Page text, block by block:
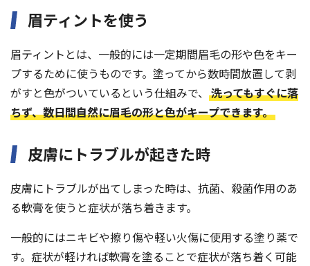
眉ティントを使う
眉ティントとは、一般的には一定期間眉毛の形や色をキー
プするために使うものです。塗ってから数時間放置して剥
がすと色がついているという仕組みで、 洗ってもすぐに落
ちず、数日間自然に眉毛の形と色がキープできます。
皮膚にトラブルが起きた時
皮膚にトラブルが出てしまった時は、抗菌、殺菌作用のあ
る軟膏を使うと症状が落ち着きます。
一般的にはニキビや擦り傷や軽い火傷に使用する塗り薬で
す。症状が軽ければ軟膏を塗ることで症状が落ち着く可能